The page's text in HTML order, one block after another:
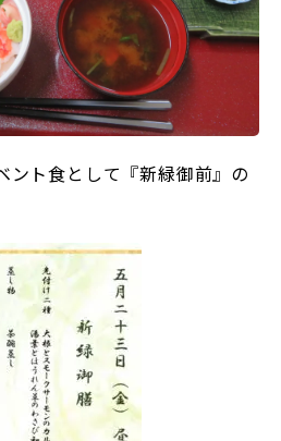
ント食として『新緑御前』の